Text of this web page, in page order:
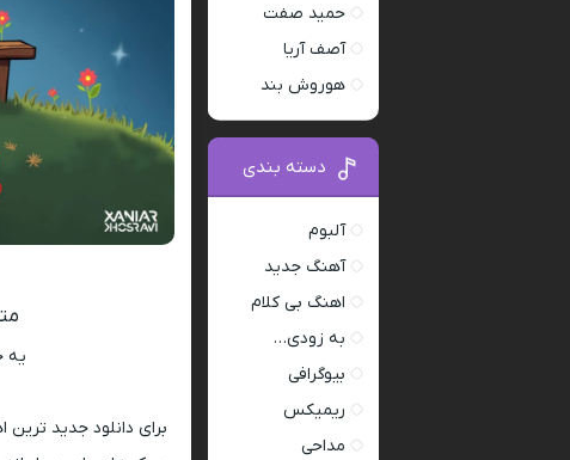
یه
برای دانلود جدید
حمید صفت
آصف آریا
هوروش بند
دسته بندی
آلبوم
آهنگ جدید
اهنگ بی کلام
به زودی…
بیوگرافی
ریمیکس
مداحی